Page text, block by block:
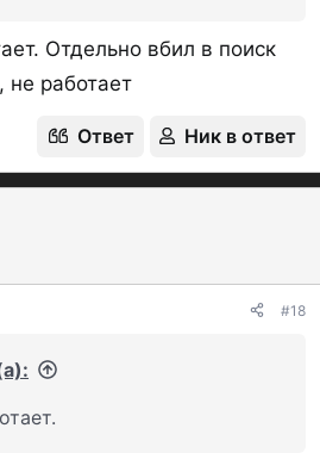
зайти через ФУ.
Отдельно вбил в поиск
не работает
Ответ Ник в ответ
#18